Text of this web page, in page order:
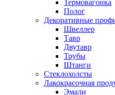
Термовагонка
Полог
Декоративные
Швеллер
Тавр
Двутавр
Трубы
Штанги
Стеклохолсты
Лакокрасочная
Эмали